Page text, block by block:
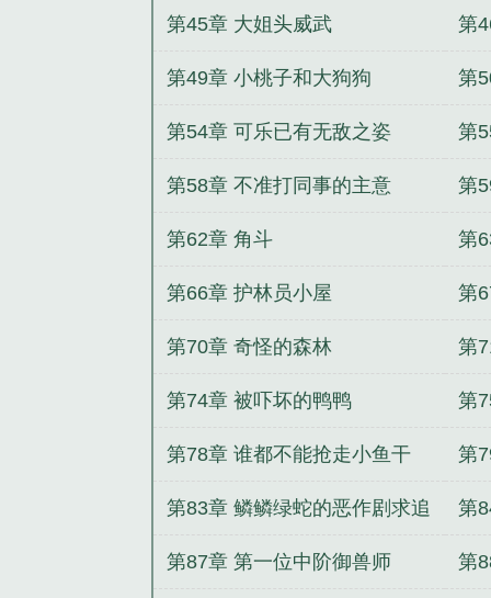
第45章 大姐头威武 第
义
第49章 小桃子和大狗狗 第
第54章 可乐已有无敌之姿 第
第58章 不准打同事的主意 第
第62章 角斗 第
第66章 护林员小屋 第
第70章 奇怪的森林 第
读
第74章 被吓坏的鸭鸭 第
第78章 谁都不能抢走小鱼干 第
第83章 鳞鳞绿蛇的恶作剧求追
读
第
读
第87章 第一位中阶御兽师 第